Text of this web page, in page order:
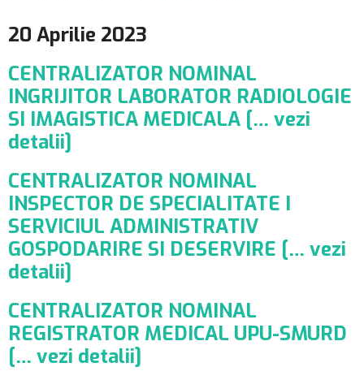
20 Aprilie 2023
CENTRALIZATOR NOMINAL
INGRIJITOR LABORATOR RADIOLOGIE
SI IMAGISTICA MEDICALA [… vezi
detalii]
CENTRALIZATOR NOMINAL
INSPECTOR DE SPECIALITATE I
SERVICIUL ADMINISTRATIV
GOSPODARIRE SI DESERVIRE [… vezi
detalii]
CENTRALIZATOR NOMINAL
REGISTRATOR MEDICAL UPU-SMURD
[… vezi detalii]